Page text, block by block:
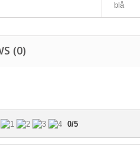
blå
(0)
0/5